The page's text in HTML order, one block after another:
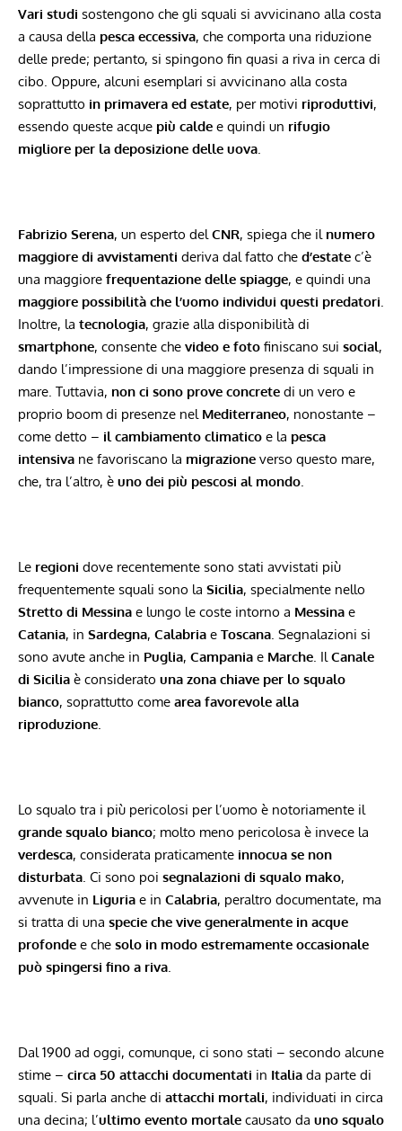
Vari studi sostengono che gli squali si avvicinano alla costa
a causa della pesca eccessiva, che comporta una riduzione
delle prede; pertanto, si spingono fin quasi a riva in cerca di
cibo. Oppure, alcuni esemplari si avvicinano alla costa
soprattutto in primavera ed estate, per motivi riproduttivi,
essendo queste acque più calde e quindi un rifugio
migliore per la deposizione delle uova.
Fabrizio Serena, un esperto delCNR, spiega che il numero
maggiore di avvistamenti deriva dal fatto che d’estate c’è
una maggiore frequentazione delle spiagge, e quindi una
maggiore possibilità che l’uomo individui questi predatori.
Inoltre, la tecnologia, grazie alla disponibilità di
smartphone, consente che video e foto finiscano sui social,
dando l’impressione di una maggiore presenza di squali in
mare. Tuttavia, non ci sono prove concrete di un vero e
proprio boom di presenze nel Mediterraneo, nonostante –
come detto – il cambiamento climatico e la pesca
intensiva ne favoriscano la migrazione verso questo mare,
che, tra l’altro, è uno dei più pescosi al mondo.
Le regioni dove recentemente sono stati avvistati più
frequentemente squali sono la Sicilia, specialmente nello
Stretto di Messina e lungo le coste intorno a Messina e
Catania, in Sardegna, Calabria e Toscana. Segnalazioni si
sono avute anche in Puglia, Campania e Marche. IlCanale
di Sicilia è considerato una zona chiave per lo squalo
bianco, soprattutto come area favorevole alla
riproduzione.
Lo squalo tra i più pericolosi per l’uomo è notoriamente il
grande squalo bianco; molto meno pericolosa è invece la
verdesca, considerata praticamente innocua se non
disturbata. Ci sono poi segnalazioni di squalo mako,
avvenute in Liguria e in Calabria, peraltro documentate, ma
si tratta di una specie che vive generalmente in acque
profonde e che solo in modo estremamente occasionale
può spingersi fino a riva.
Dal 1900 ad oggi, comunque, ci sono stati – secondo alcune
stime – circa 50 attacchi documentati in Italia da parte di
squali. Si parla anche di attacchi mortali, individuati in circa
una decina; l’ultimo evento mortale causato da uno squalo